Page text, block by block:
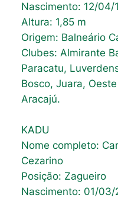
Nascimento: 12/04/
Altura: 1,85 m
Origem: Balneário
Clubes: Almirante
Paracatu,
Bosco, Juara,
Aracajú.
KADU
Nome completo:
Cezarino
Posição: Zagueiro
Nascimento: 01/03/